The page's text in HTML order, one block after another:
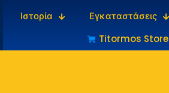
Ιστορία
Εγκαταστάσεις
Titormos Store